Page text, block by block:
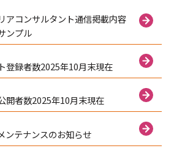
アコンサルタント通信掲載内容
ンプル
登録者数2025年10月末現在
開者数2025年10月末現在
ンテナンスのお知らせ